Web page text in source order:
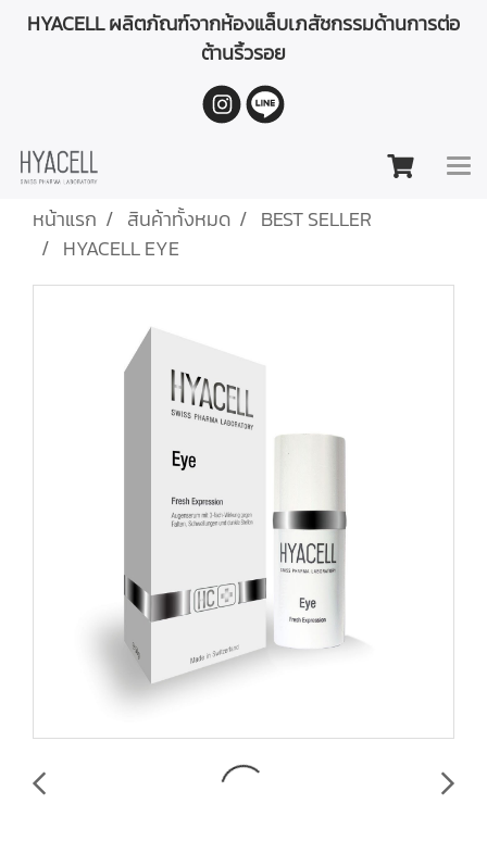
HYACELL ผลิตภัณฑ์จากห้องแล็บเภสัชกรรมด้านการต่อ
ต้านริ้วรอย
หน้าแรก สินค้าทั้งหมด
BEST SELLER
HYACELL EYE